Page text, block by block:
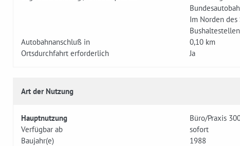
Im Norden
Autobahnanschluß in
0,10 km
Ortsdurchfahrt erforderlich
Ja
Art der Nutzung
Hauptnutzung
Büro/Praxis
Verfügbar ab
sofort
Baujahr(e)
1988